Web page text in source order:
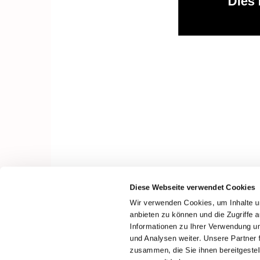
Diese Webseite verwendet Cookies
Wir verwenden Cookies, um Inhalte
anbieten zu können und die Zugriffe
Informationen zu Ihrer Verwendung
und Analysen weiter. Unsere
zusammen, die Sie ihnen